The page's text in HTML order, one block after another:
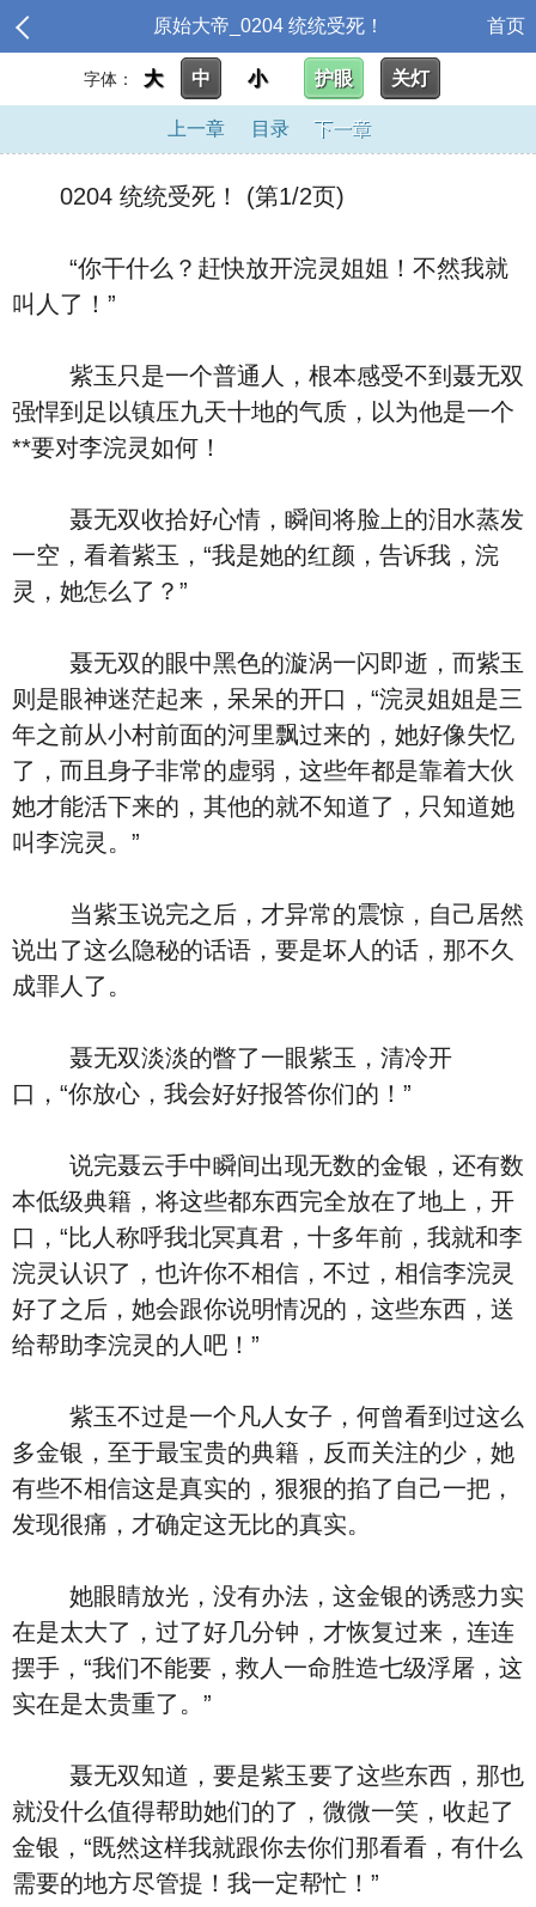
原始大帝_0204 统统受死！ 首页
字体： 大 中 小 护眼 关灯
上一章 目录 下一章
0204 统统受死！ (第1/2页)
“你干什么？赶快放开浣灵姐姐！不然我就
叫人了！”
紫玉只是一个普通人，根本感受不到聂无双
强悍到足以镇压九天十地的气质，以为他是一个
**要对李浣灵如何！
聂无双收拾好心情，瞬间将脸上的泪水蒸发
一空，看着紫玉，“我是她的红颜，告诉我，浣
灵，她怎么了？”
聂无双的眼中黑色的漩涡一闪即逝，而紫玉
则是眼神迷茫起来，呆呆的开口，“浣灵姐姐是三
年之前从小村前面的河里飘过来的，她好像失忆
了，而且身子非常的虚弱，这些年都是靠着大伙
她才能活下来的，其他的就不知道了，只知道她
叫李浣灵。”
当紫玉说完之后，才异常的震惊，自己居然
说出了这么隐秘的话语，要是坏人的话，那不久
成罪人了。
聂无双淡淡的瞥了一眼紫玉，清冷开
口，“你放心，我会好好报答你们的！”
说完聂云手中瞬间出现无数的金银，还有数
本低级典籍，将这些都东西完全放在了地上，开
口，“比人称呼我北冥真君，十多年前，我就和李
浣灵认识了，也许你不相信，不过，相信李浣灵
好了之后，她会跟你说明情况的，这些东西，送
给帮助李浣灵的人吧！”
紫玉不过是一个凡人女子，何曾看到过这么
多金银，至于最宝贵的典籍，反而关注的少，她
有些不相信这是真实的，狠狠的掐了自己一把，
发现很痛，才确定这无比的真实。
她眼睛放光，没有办法，这金银的诱惑力实
在是太大了，过了好几分钟，才恢复过来，连连
摆手，“我们不能要，救人一命胜造七级浮屠，这
实在是太贵重了。”
聂无双知道，要是紫玉要了这些东西，那也
就没什么值得帮助她们的了，微微一笑，收起了
金银，“既然这样我就跟你去你们那看看，有什么
需要的地方尽管提！我一定帮忙！”